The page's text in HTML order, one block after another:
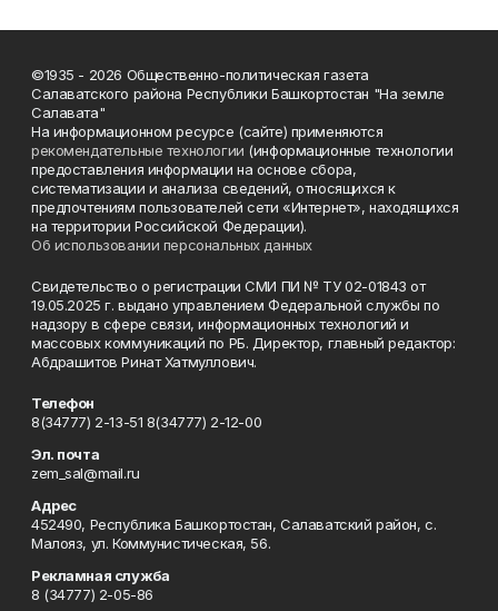
©1935 - 2026 Общественно-политическая газета
Салаватского района Республики Башкортостан "На земле
Салавата"
На информационном ресурсе (сайте) применяются
рекомендательные технологии (информационные технологии
предоставления информации на основе сбора,
систематизации и анализа сведений, относящихся к
предпочтениям пользователей сети «Интернет», находящихся
на территории Российской Федерации).
Об использовании персональных данных
Свидетельство о регистрации СМИ ПИ № ТУ 02-01843 от
19.05.2025 г. выдано управлением Федеральной службы по
надзору в сфере связи, информационных технологий и
массовых коммуникаций по РБ. Директор, главный редактор:
Абдрашитов Ринат Хатмуллович.
Телефон
8(34777) 2-13-51 8(34777) 2-12-00
Эл. почта
zem_sal@mail.ru
Адрес
452490, Республика Башкортостан, Салаватский район, с.
Малояз, ул. Коммунистическая, 56.
Рекламная служба
8 (34777) 2-05-86